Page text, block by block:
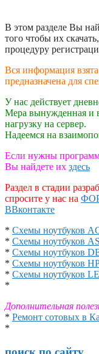
В этом разделе Вы
того чтобы их
процедуру
Вся информация
предназначена для
У нас действует
Мера вынужденная и
нагрузку на сервер.
Надеемся на
Если нужны
Вы найдете их здесь
Раздел в стадии
спросите у нас на
ВВконтакте
* Схемы ноутбуков
* Схемы ноутбуков
* Схемы ноутбуков
* Схемы ноутбуков
* Схемы ноутбуков
*
Дополнительная
* Ремонт сотовых в
*